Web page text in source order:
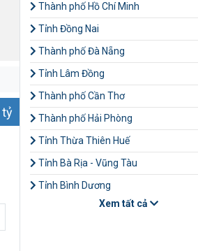
tỷ
Thành phố Hồ Chí Minh
Tỉnh Đồng Nai
Thành phố Đà Nẵng
Tỉnh Lâm Đồng
Thành phố Cần Thơ
Thành phố Hải Phòng
Tỉnh Thừa Thiên Huế
Tỉnh Bà Rịa - Vũng Tàu
Tỉnh Bình Dương
Xem tất cả